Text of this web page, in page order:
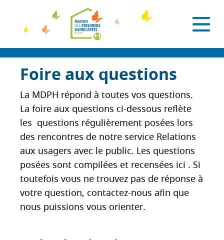
O
v
i
Foire aux questions
La MDPH répond à toutes vos questions.
La foire aux questions ci-dessous reflète
les questions régulièrement posées lors
des rencontres de notre service Relations
aux usagers avec le public. Les questions
posées sont compilées et recensées ici . Si
toutefois vous ne trouvez pas de réponse à
votre question, contactez-nous afin que
nous puissions vous orienter.